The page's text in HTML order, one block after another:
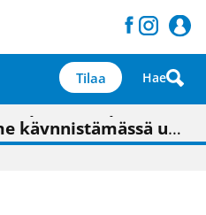
Tilaa Hae
hieman parempana painojäljen laatuna lehdessä
kunnantalo on valoisa
uudelleen keskustavisiotyön”
omavaraisemmin kuin kaupungissa"